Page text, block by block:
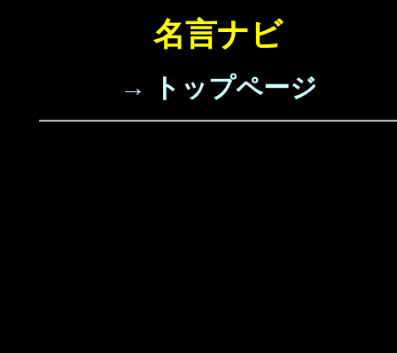
名言ナビ
→ トップページ